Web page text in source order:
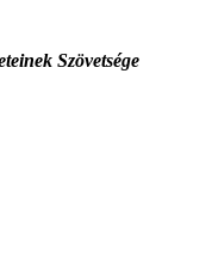
Szövetsége